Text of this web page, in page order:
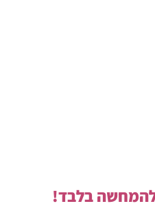
בלבד!